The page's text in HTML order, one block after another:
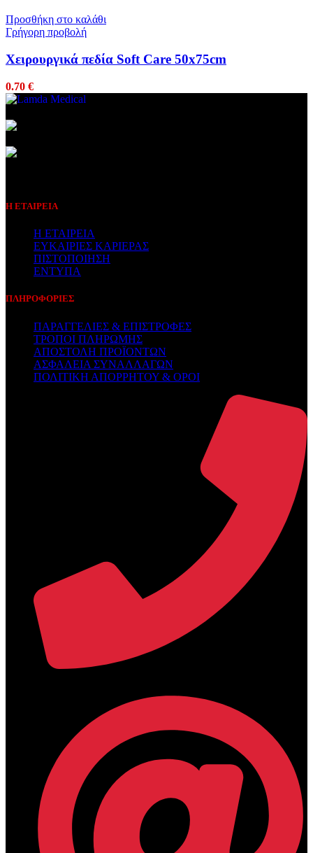
Προσθήκη στο καλάθι
Γρήγορη προβολή
Χειρουργικά πεδία Soft Care 50x75cm
0.70 €
Η ΕΤΑΙΡΕΙΑ
Η ΕΤΑΙΡΕΙΑ
ΕΥΚΑΙΡΙΕΣ ΚΑΡΙΕΡΑΣ
ΠΙΣΤΟΠΟΙΗΣΗ
ΕΝΤΥΠΑ
ΠΛΗΡΟΦΟΡΙΕΣ
ΠΑΡΑΓΓΕΛΙΕΣ & ΕΠΙΣΤΡΟΦΕΣ
ΤΡΟΠΟΙ ΠΛΗΡΩΜΗΣ
ΑΠΟΣΤΟΛΗ ΠΡΟΪΟΝΤΩΝ
ΑΣΦΑΛΕΙΑ ΣΥΝΑΛΛΑΓΩΝ
ΠΟΛΙΤΙΚΗ ΑΠΟΡΡΗΤΟΥ & ΟΡΟΙ